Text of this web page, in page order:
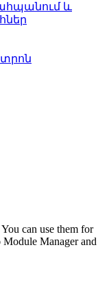
և
can use them for
Manager and